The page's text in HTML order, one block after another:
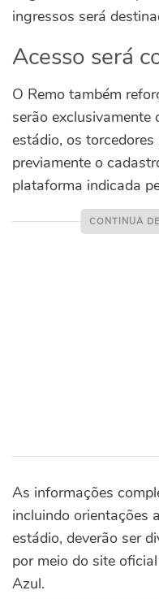
ingressos será
Acesso será
O Remo também
serão
estádio, os
previamente o
plataforma indicada
As informações
incluindo orientações
estádio, deverão ser
por meio do site
Azul.